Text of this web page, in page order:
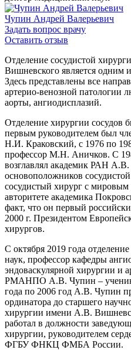
Чупин Андрей Валерьевич
Задать вопрос врачу
Оставить отзыв
Отделение сосудистой
Вишневского является одним
Здесь представлены все
артерио-венозной патологии
аорты, ангиодисплазий.
Отделение хирургии сосудов
первым руководителем был
Н.И. Краковский, c 1976 по
профессор М.Н. Аничков. С
возглавлял академик РАН
основоположников
сосудистый хирург с
авторитете академика
факт, что он первый
2000 г. Президентом
хирургов.
С октября 2019 года
наук, профессор кафедры
эндоваскулярной хирургии
РМАНПО А.В. Чупин –
года по 2006 год А.В. Чупин
ординатора до старшего
хирургии имени А.В.
работал в должности
хирургии, руководителем
ФГБУ ФНКЦ ФМБА России.